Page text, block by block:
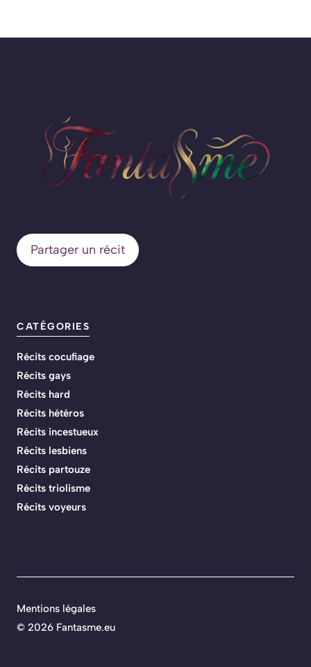
Partager un récit
CATÉGORIES
Récits cocufiage
Récits gays
Récits hard
Récits hétéros
Récits incestueux
Récits lesbiens
Récits partouze
Récits triolisme
Récits voyeurs
© 2026 Fantasme.eu
Mentions légales